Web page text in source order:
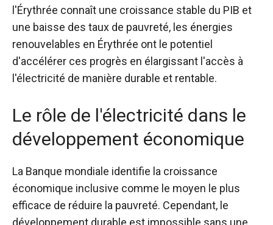
l'Érythrée connaît une croissance stable du PIB et
une baisse des taux de pauvreté, les énergies
renouvelables en Érythrée ont le potentiel
d'accélérer ces progrès en élargissant l'accès à
l'électricité de manière durable et rentable.
Le rôle de l'électricité dans le
développement économique
La Banque mondiale identifie la croissance
économique inclusive comme le moyen le plus
efficace de réduire la pauvreté. Cependant, le
développement durable est impossible sans une